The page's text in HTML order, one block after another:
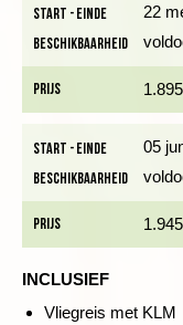
Wandelduur: ± 2,5
Hoogteverschil: ±
schoentjes en
'DE ENGELSE MONT-
Dag 3 Penzance,
optioneel Praa Sands
Start - einde 22
Beschikbaarheid
Prijs
Start - einde 05
Beschikbaarheid
Prijs
INCLUSIEF
Vliegreis met KLM